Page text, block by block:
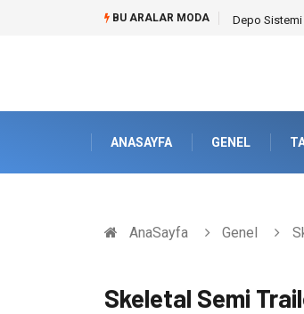
BU ARALAR MODA Akrilik
ANASAYFA GENEL
AnaSayfa Genel
Skeletal Semi